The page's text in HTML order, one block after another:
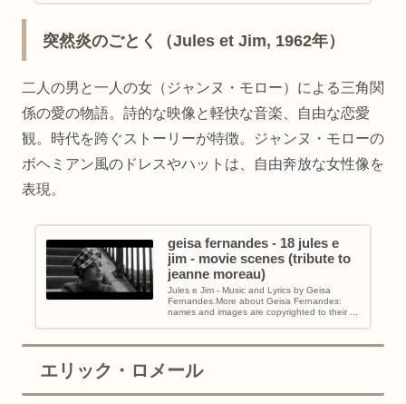
突然炎のごとく（Jules et Jim, 1962年）
二人の男と一人の女（ジャンヌ・モロー）による三角関
係の愛の物語。詩的な映像と軽快な音楽、自由な恋愛
観。時代を跨ぐストーリーが特徴。ジャンヌ・モローの
ボヘミアン風のドレスやハットは、自由奔放な女性像を
表現。
geisa fernandes - 18 jules e
jim - movie scenes (tribute to
jeanne moreau)
Jules e Jim - Music and Lyrics by Geisa
Fernandes.More about Geisa Fernandes:
names and images are copyrighted to their ...
エリック・ロメール